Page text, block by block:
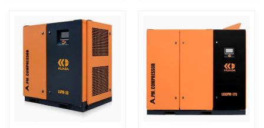
ประหยัดพลังงานเป็นเรื่องที่น่าทึ่ง
คุณประหยัดพลังงานซึ่งจะช่วยให้
คุณกู้คืนการลงทุนได้ในเวลาน้อย
กว่า ก ปี. แบบ LGL-175-3 ปล่อย
ความดัน (Mpa) 0.3 อากาศ การ
จัดส่ง (m³ / นาที) 45 กำลัง (กิโล
วัตต์) 132 อินเตอร์เฟซไอเสีย
DN160 เสียง ระดับ (dB (A)) 78
หล่อลื่น การทำความเย็น การปิด
ผนึก และการลดเสียงรบกวน และ
น้ำที่ปล่อยออกมานั้นปลอดมลภาวะ
และเป็นมิตรกับสิ่งแวดล้อม
รอบต่อนาทีคือการรับประกันที่เงียบ
กว่า การออกแบบโครงสร้างท่อ
อากาศใหม่เพื่อให้ความแตกต่าง
ของความดันอากาศทั้งมวล
โครงสร้างสวยงามมากขึ้น